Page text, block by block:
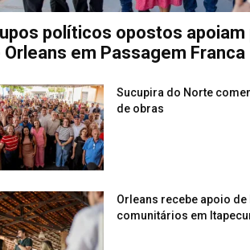
políticos opostos
Orleans em Passagem Franca
Sucupira do Norte
de obras
Orleans recebe apoio
comunitários em